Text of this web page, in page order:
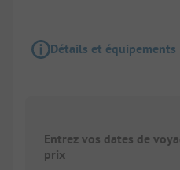
Détails et équipements
Entrez vos dates de
prix